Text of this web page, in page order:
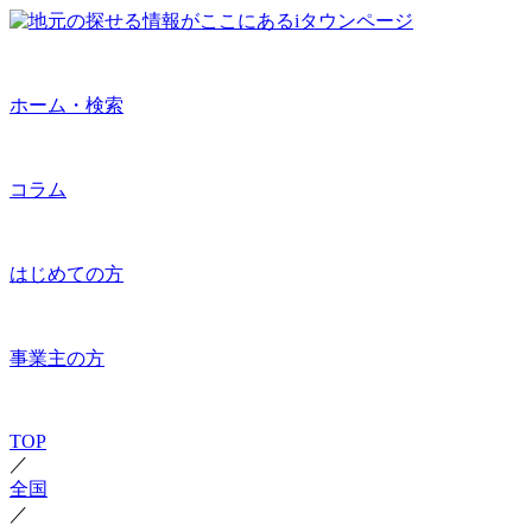
ホーム・検索
コラム
はじめての方
事業主の方
TOP
／
全国
／